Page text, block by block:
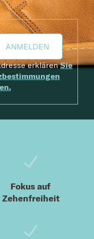
ANMELDEN
erklärenSie
Fokus auf
Zehenfreiheit